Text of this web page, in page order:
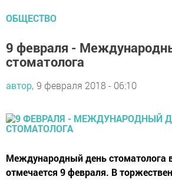
ОБЩЕСТВО
9 февраля -
стоматолога
автор, 9 февраля 2018 - 06:10
Международный день стоматолога
отмечается 9 февраля. В